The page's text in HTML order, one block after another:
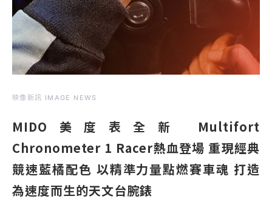
映像新訊 IMAGE NEWS
MIDO美度表全新 Multifort
Chronometer 1 Racer熱血登場 重現經典
競速藍橘配色 以精準力量點燃賽車魂 打造
為速度而生的天文台腕錶